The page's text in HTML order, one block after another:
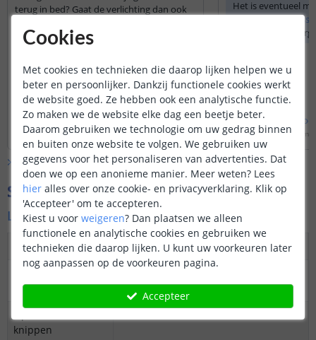
terug in bed? Gaat de verlichting dan ook
binnenkomt?
De sensor heeft een bereik van 2 meter,
deze kunt u instellen 15 sec. -5 min.
Wanneer deze uitgaan en hij detecteert
beweging gaat de verlichting weer aan.
Bekijk hele antwoord
Door Sharona op woensdag 29 oktober 2025
Het is eventueel
opstelling een
toe te passen.
Bekijk hele
Door Levi op zondag 9
Bekijk alle Vraag & antwoord
Specificaties
Led strip warm wit
Dimbaar
Ja
3M plakstrip over
gehele lengte
knippen
Cookies
Met cookies en technieken die daarop lijken helpen we u
beter en persoonlijker. Dankzij functionele cookies werkt
de website goed. Ze hebben ook een analytische functie.
Zo maken we de website elke dag een beetje beter.
Daarom gebruiken we technologie om uw gedrag binnen
en buiten onze website te volgen. We gebruiken uw
gegevens voor het personaliseren van advertenties. Dat
doen we op een anonieme manier. Meer weten? Lees
hier alles over onze cookie- en privacyverklaring. Klik op
'Accepteer' om te accepteren.
Kiest u voor weigeren? Dan plaatsen we alleen
functionele en analytische cookies en gebruiken we
technieken die daarop lijken. U kunt uw voorkeuren later
nog aanpassen op de voorkeuren pagina.
Accepteer